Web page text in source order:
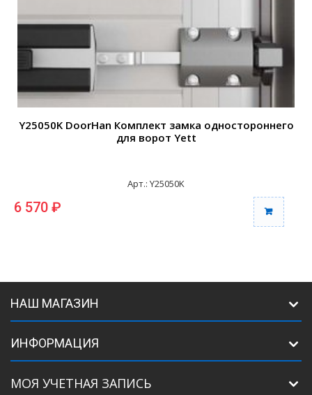
Y25050K DoorHan Комплект замка одностороннего
для ворот Yett
Арт.: Y25050K
6 570 ₽
НАШ МАГАЗИН
ИНФОРМАЦИЯ
МОЯ УЧЕТНАЯ ЗАПИСЬ